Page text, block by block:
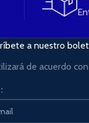
a nuestro
de acuerdo